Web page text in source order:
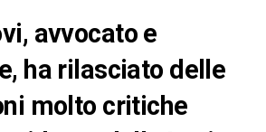
avvocato e
ha rilasciato delle
molto critiche